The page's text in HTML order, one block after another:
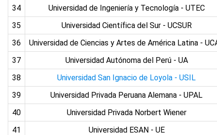
34
Universidad de Ingeniería y Tecnología - UTEC
35
Universidad Científica del Sur - UCSUR
36
Universidad de Ciencias y Artes de América Latina -
37
Universidad Autónoma del Perú - UA
38
Universidad San Ignacio de Loyola - USIL
39
Universidad Privada Peruana Alemana - UPAL
40
Universidad Privada Norbert Wiener
41
Universidad ESAN - UE